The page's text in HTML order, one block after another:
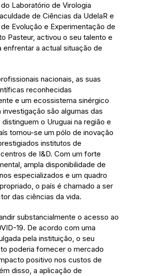
Laboratório de Virologia
de Ciências da UdelaR e
Evolução e Experimentação de
Pasteur, activou o seu talento e
enfrentar a actual situação de
nacionais, as suas
reconhecidas
e um ecossistema sinérgico
são algumas das
o Uruguai na região e
tornou-se um pólo de inovação
institutos de
de I&D. Com um forte
ampla disponibilidade de
especializados e um quadro
o país é chamado a ser
das ciências da vida.
substancialmente o acesso ao
19. De acordo com uma
pela instituição, o seu
poderia fornecer o mercado
positivo nos custos de
disso, a aplicação de